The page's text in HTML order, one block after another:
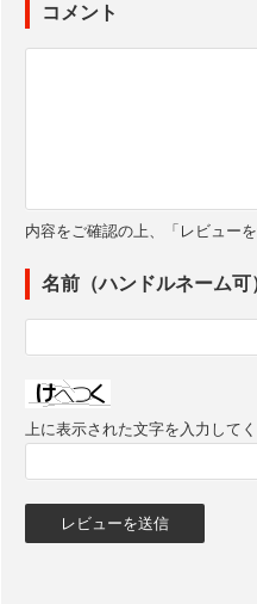
コメント
内容をご確認の上、「レビュー
名前（ハンドルネーム可
上に表示された文字を入力してく